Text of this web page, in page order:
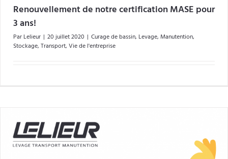
Renouvellement de notre certification MASE pour
3 ans!
Par Lelieur | 20 juillet 2020 | Curage de bassin, Levage, Manutention,
Stockage, Transport, Vie de l'entreprise